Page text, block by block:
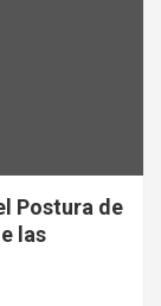
Postura de
las